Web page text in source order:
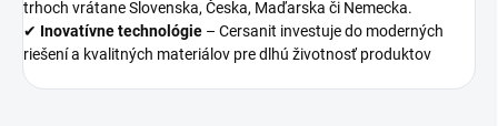
trhoch vrátane Slovenska, Česka, Maďarska či Nemecka.
✔ Inovatívne technológie – Cersanit investuje do moderných
riešení a kvalitných materiálov pre dlhú životnosť produktov